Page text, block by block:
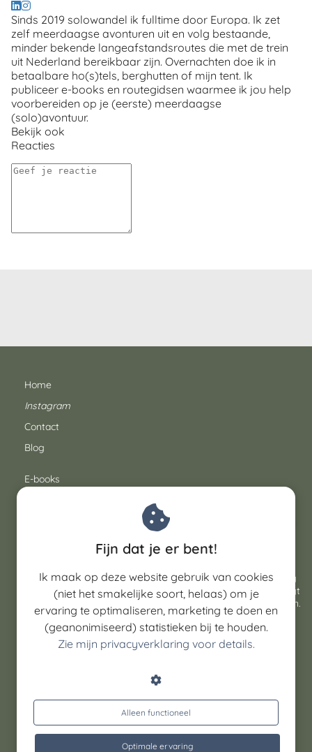
Sinds 2019 solowandel ik fulltime door Europa. Ik zet
zelf meerdaagse avonturen uit en volg bestaande,
minder bekende langeafstandsroutes die met de trein
uit Nederland bereikbaar zijn. Overnachten doe ik in
betaalbare ho(s)tels, berghutten of mijn tent. Ik
publiceer e-books en routegidsen waarmee ik jou help
voorbereiden op je (eerste) meerdaagse
(solo)avontuur.
Bekijk ook
Reacties
Home
Instagram
Contact
Blog
E-books
© Outdoor Inspiratie 2026
betekent dat ik een klein percentage van de opbrengst krijg
als jij via die link iets bestelt. Dat kost jou niets extra en zorgt
dat ik 100+ gratis blogartikelen per jaar kan blijven publiceren.
Volg me op Instagramvoor dagelijkse inspiratie
Weekendwandeltochten in
Duitsland
gratis routegids met 5 wandelweekenden net
over de Duitse grens
-> gratis downloaden
Fijn dat je er bent!
Ik maak op deze website gebruik van cookies
(niet het smakelijke soort, helaas) om je
ervaring te optimaliseren, marketing te doen en
(geanonimiseerd) statistieken bij te houden.
Zie mijn privacyverklaring voor details.
Alleen functioneel
Optimale ervaring